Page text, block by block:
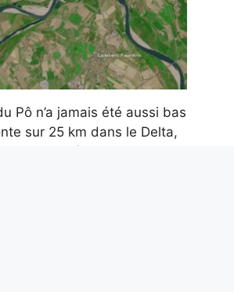
Pô n’a jamais été aussi bas
sur 25 km dans le Delta,